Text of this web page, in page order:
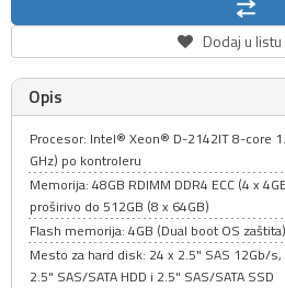
Dodaj u listu
Opis
Procesor: Intel® Xeon® D-2142IT 8-core
GHz) po kontroleru
Memorija: 48GB RDIMM DDR4 ECC (4 x
proširivo do 512GB (8 x 64GB)
Flash memorija: 4GB (Dual boot OS zaštita)
Mesto za hard disk: 24 x 2.5" SAS 12Gb/
2.5" SAS/SATA HDD i 2.5" SAS/SATA SSD